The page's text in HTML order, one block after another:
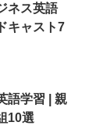
ネス英語
キャスト7
語学習 | 親
10選